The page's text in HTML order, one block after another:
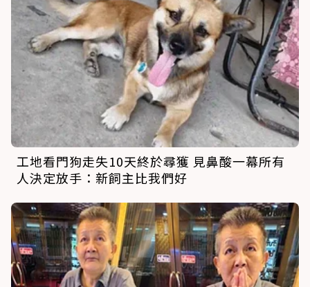
工地看門狗走失10天終於尋獲 見鼻酸一幕所有
人決定放手：新飼主比我們好